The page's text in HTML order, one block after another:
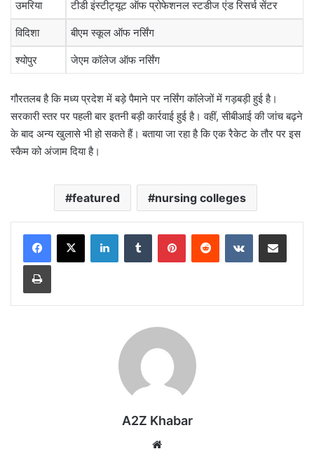
उमरिया टीडी इंस्टीट्यूट ऑफ प्रोफेशनल स्टडीज एंड रिसर्च सेंटर
विदिशा बीएम स्कूल ऑफ नर्सिंग
श्योपुर जेएम कॉलेज ऑफ नर्सिंग
गौरतलब है कि मध्य प्रदेश में बड़े पैमाने पर नर्सिंग कॉलेजों में गड़बड़ी हुई है।
सरकारी स्तर पर पहली बार इतनी बड़ी कार्रवाई हुई है। वहीं, सीबीआई की जांच बढ़ने
के बाद अन्य खुलासे भी हो सकते हैं। बताया जा रहा है कि एक रैकेट के तौर पर इस
स्कैम को अंजाम दिया है।
featured nursing colleges
LinkedInTumblr PinterestReddit VKontakteShare via Email
Print
A2Z Khabar